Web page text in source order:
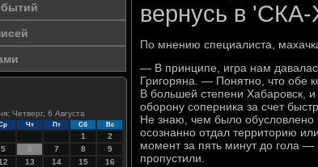
Четверг, 6 Августа
Чт Пт Сб Вс
1
2
5 6 7 8
9
13 14 15
16
вернусь в 'СКА-
По мнению специалиста,
— В принципе, игра нам
Григоряна. — Понятно, что обе
В большей степени Хабаровск,
оборону соперника за счет
Не знаю, чем было
осознанно отдал территорию
момент за пять минут до гола —
пропустили.